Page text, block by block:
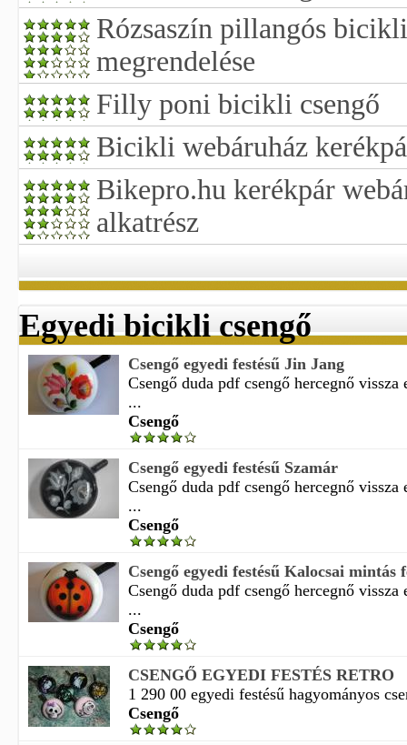
Rózsaszín pillangós
megrendelése
Filly poni bicikli csengő
Bicikli webáruház
Bikepro.hu kerékpár
alkatrész
Egyedi bicikli csengő
Csengő egyedi festésű Jin Jang
Csengő duda pdf csengő hercegnő vissza
...
Csengő
Csengő egyedi festésű Szamár
Csengő duda pdf csengő hercegnő vissza
...
Csengő
Csengő egyedi festésű Kalocsai mintás
Csengő duda pdf csengő hercegnő vissza
...
Csengő
CSENGŐ EGYEDI FESTÉS RETRO
1 290 00 egyedi festésű hagyományos
Csengő